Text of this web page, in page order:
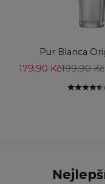
Pur Blanca
Prodejní cena
179,90 KčBěžná
199,90 Kč